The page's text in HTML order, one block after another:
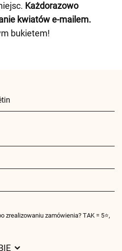
Każdorazowo
kwiatów e-mailem.
bukietem!
zrealizowaniu zamówienia? TAK = 5⭐,